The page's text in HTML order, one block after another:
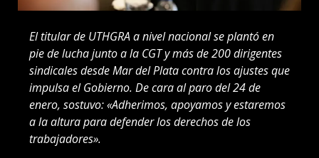
El titular de UTHGRA a nivel nacional se plantó en
pie de lucha junto a la CGT y más de 200 dirigentes
sindicales desde Mar del Plata contra los ajustes que
impulsa el Gobierno. De cara al paro del 24 de
enero, sostuvo: «Adherimos, apoyamos y estaremos
a la altura para defender los derechos de los
trabajadores».